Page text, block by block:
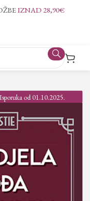
IZNAD 28,90€
Isporuka od 01.10.2025.